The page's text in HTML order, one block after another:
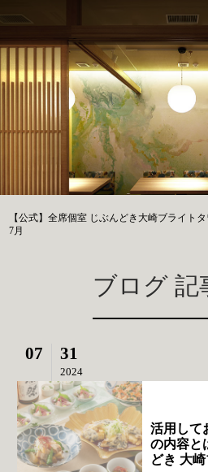
【公式】全席個室 じぶんどき大崎ブライト
7月
ブログ 記
07 31
2024
活用して
の内容と
どき 大